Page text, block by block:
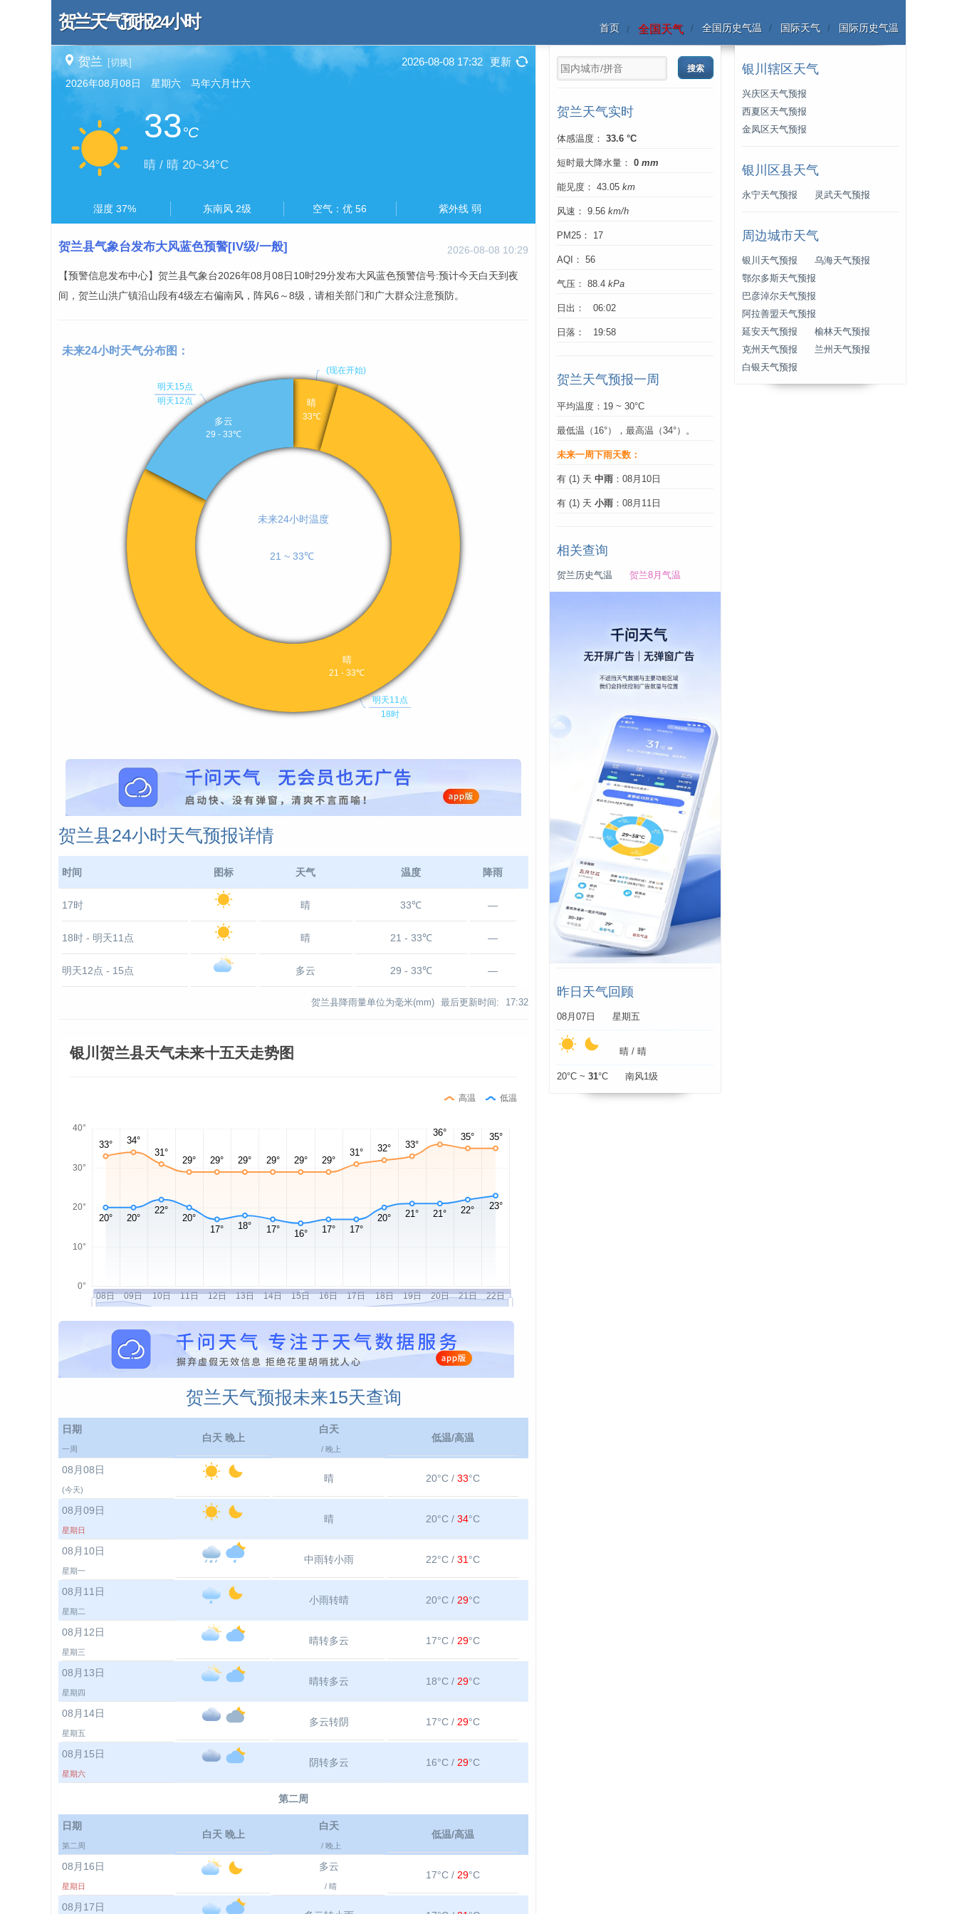
贺兰天气预报24小时 首页 全国天气 全国历史气温 国际天气 国际历史气温
贺兰 [切换] 2026-08-08 17:32 更新
2026年08月08日 星期六 马年六月廿六
33°C
晴 / 晴 20~34°C
湿度 37% 东南风 2级 空气：优 56 紫外线 弱
2026-08-08 10:29
贺兰县气象台发布大风蓝色预警[IV级/一般]
【预警信息发布中心】贺兰县气象台2026年08月08日10时29分发布大风蓝色预警信号:预计今天白天到夜
间，贺兰山洪广镇沿山段有4级左右偏南风，阵风6～8级，请相关部门和广大群众注意预防。
贺兰县24小时天气预报详情
时间 图标 天气 温度 降雨
17时 晴 33℃ —
18时 - 明天11点 晴 21 - 33℃ —
明天12点 - 15点 多云 29 - 33℃ —
贺兰县降雨量单位为毫米(mm) 最后更新时间: 17:32
银川贺兰县天气未来十五天走势图
高温 低温
贺兰天气预报未来15天查询
日期
一周
白天 晚上
白天
/ 晚上
低温/高温
08月08日
(今天)
晴 20°C /33°C
08月09日
星期日
晴 20°C /34°C
08月10日
星期一
中雨转小雨 22°C /31 °C
08月11日
星期二
小雨转晴 20°C / 29°C
08月12日
星期三
晴转多云 17°C / 29°C
08月13日
星期四
晴转多云 18°C / 29°C
08月14日
星期五
多云转阴 17°C / 29°C
08月15日
星期六
阴转多云 16°C / 29°C
第二周
日期
第二周
白天 晚上
白天
/ 晚上
低温/高温
08月16日
星期日
多云
/ 晴
17°C / 29°C
08月17日
贺兰天气实时
体感温度： 33.6 °C
短时最大降水量： 0 mm
能见度： 43.05 km
风速： 9.56 km/h
PM25： 17
AQI： 56
气压： 88.4 kPa
日出： 06:02
日落： 19:58
贺兰天气预报一周
平均温度：19 ~ 30°C
最低温（16°），最高温（34°）。
未来一周下雨天数：
有 (1) 天 中雨 ：08月10日
有 (1) 天 小雨 ：08月11日
相关查询
贺兰历史气温 贺兰8月气温
昨日天气回顾
08月07日 星期五
晴 / 晴
20°C ~ 31°C 南风1级
银川辖区天气
兴庆区天气预报
西夏区天气预报
金凤区天气预报
银川区县天气
永宁天气预报 灵武天气预报
周边城市天气
银川天气预报
乌海天气预报
鄂尔多斯天气预报
巴彦淖尔天气预报
阿拉善盟天气预报
延安天气预报
榆林天气预报
克州天气预报
兰州天气预报
白银天气预报